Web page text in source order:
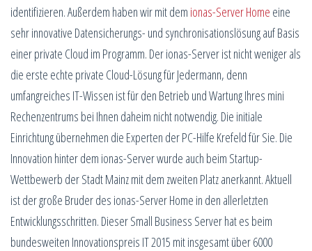
identifizieren. Außerdem haben wir mit dem ionas-Server Home eine
sehr innovative Datensicherungs- und synchronisationslösung auf Basis
einer private Cloud im Programm. Der ionas-Server ist nicht weniger als
die erste echte private Cloud-Lösung für Jedermann, denn
umfangreiches IT-Wissen ist für den Betrieb und Wartung Ihres mini
Rechenzentrums bei Ihnen daheim nicht notwendig. Die initiale
Einrichtung übernehmen die Experten der PC-Hilfe Krefeld für Sie. Die
Innovation hinter dem ionas-Server wurde auch beim Startup-
Wettbewerb der Stadt Mainz mit dem zweiten Platz anerkannt. Aktuell
ist der große Bruder des ionas-Server Home in den allerletzten
Entwicklungsschritten. Dieser Small Business Server hat es beim
bundesweiten Innovationspreis IT 2015 mit insgesamt über 6000